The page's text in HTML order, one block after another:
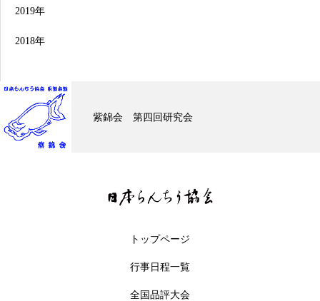
2019年
2018年
紫錦会 第四回研究会
トップページ
行事日程一覧
全国品評大会